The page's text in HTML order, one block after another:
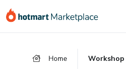
para
para
para
Home